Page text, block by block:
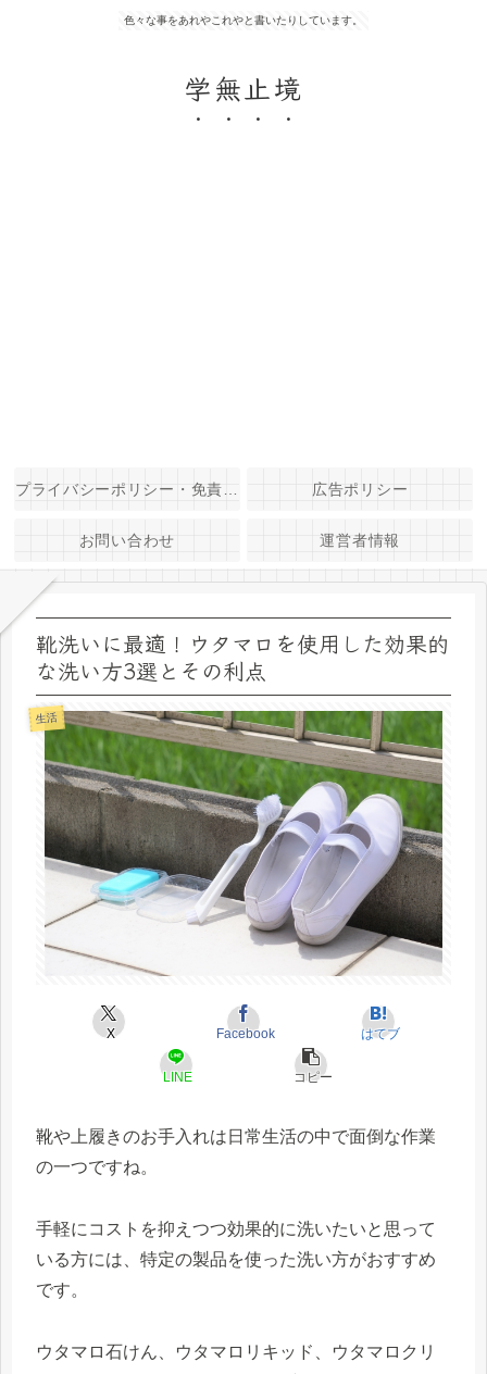
色々な事をあれやこれやと書いたりしています。
学無止境
広告ポリシー
お問い合わせ 運営者情報
靴洗いに最適！ウタマロを使用した効果的
な洗い方3選とその利点
生活
X Facebook はてブ
LINE コピー
靴や上履きのお手入れは日常生活の中で面倒な作業
の一つですね。
手軽にコストを抑えつつ効果的に洗いたいと思って
いる方には、特定の製品を使った洗い方がおすすめ
です。
ウタマロ石けん、ウタマロリキッド、ウタマロクリ